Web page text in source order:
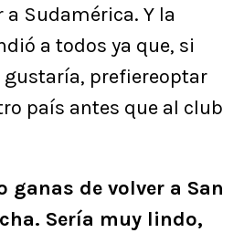
a Sudamérica. Y la
a todos ya que, si
gustaría, prefiereoptar
país antes que al club
ganas de volver a San
Sería muy lindo,